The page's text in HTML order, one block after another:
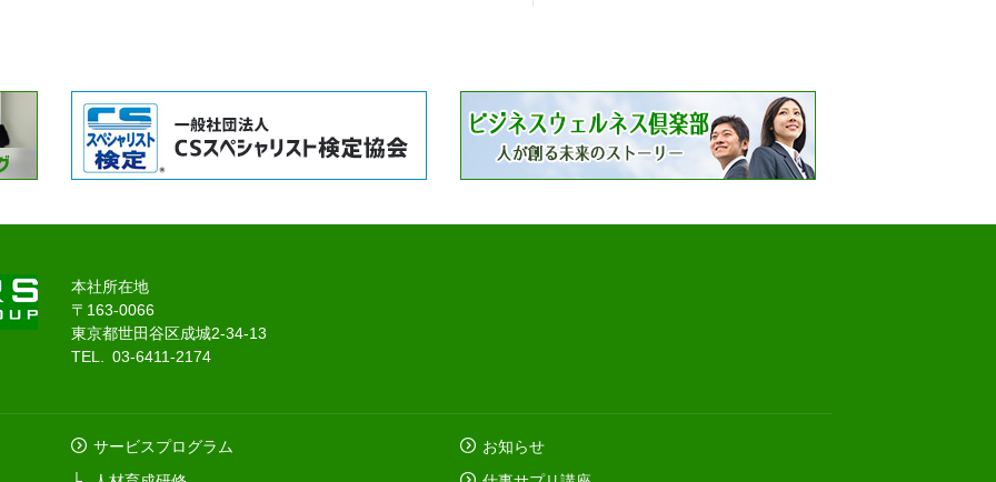
本社所在地
〒163-0066
東京都世田谷区成城2-34-13
TEL. 03-6411-2174
サービスプログラム お知らせ